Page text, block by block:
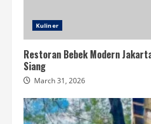
Kuliner
Restoran Bebek Modern
Siang
March 31, 2026